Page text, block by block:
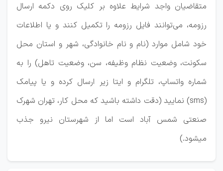
متقاضیان واجد شرایط علاوه بر کلیک روی دکمه ارسال
رزومه، می‌توانند فایل رزومه را تکمیل کنند و یا اطلاعات
خود شامل موارد (نام و نام خانوادگی، شهر و استان محل
سکونت، وضعیت نظام وظیفه، سن، وضعیت تاهل) را به
شماره واتساپ، تلگرام و ایتا زیر ارسال کرده و یا پیامک
(sms) نمایید (دقت داشته باشید که محل کار، تهران شهرک
صنعتی شمس آباد است اما از شهرستان نیرو جذب
میشود.)